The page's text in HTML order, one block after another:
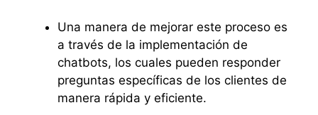
Una manera de mejorar este proceso es
a través de la implementación de
chatbots, los cuales pueden responder
preguntas específicas de los clientes de
manera rápida y eficiente.